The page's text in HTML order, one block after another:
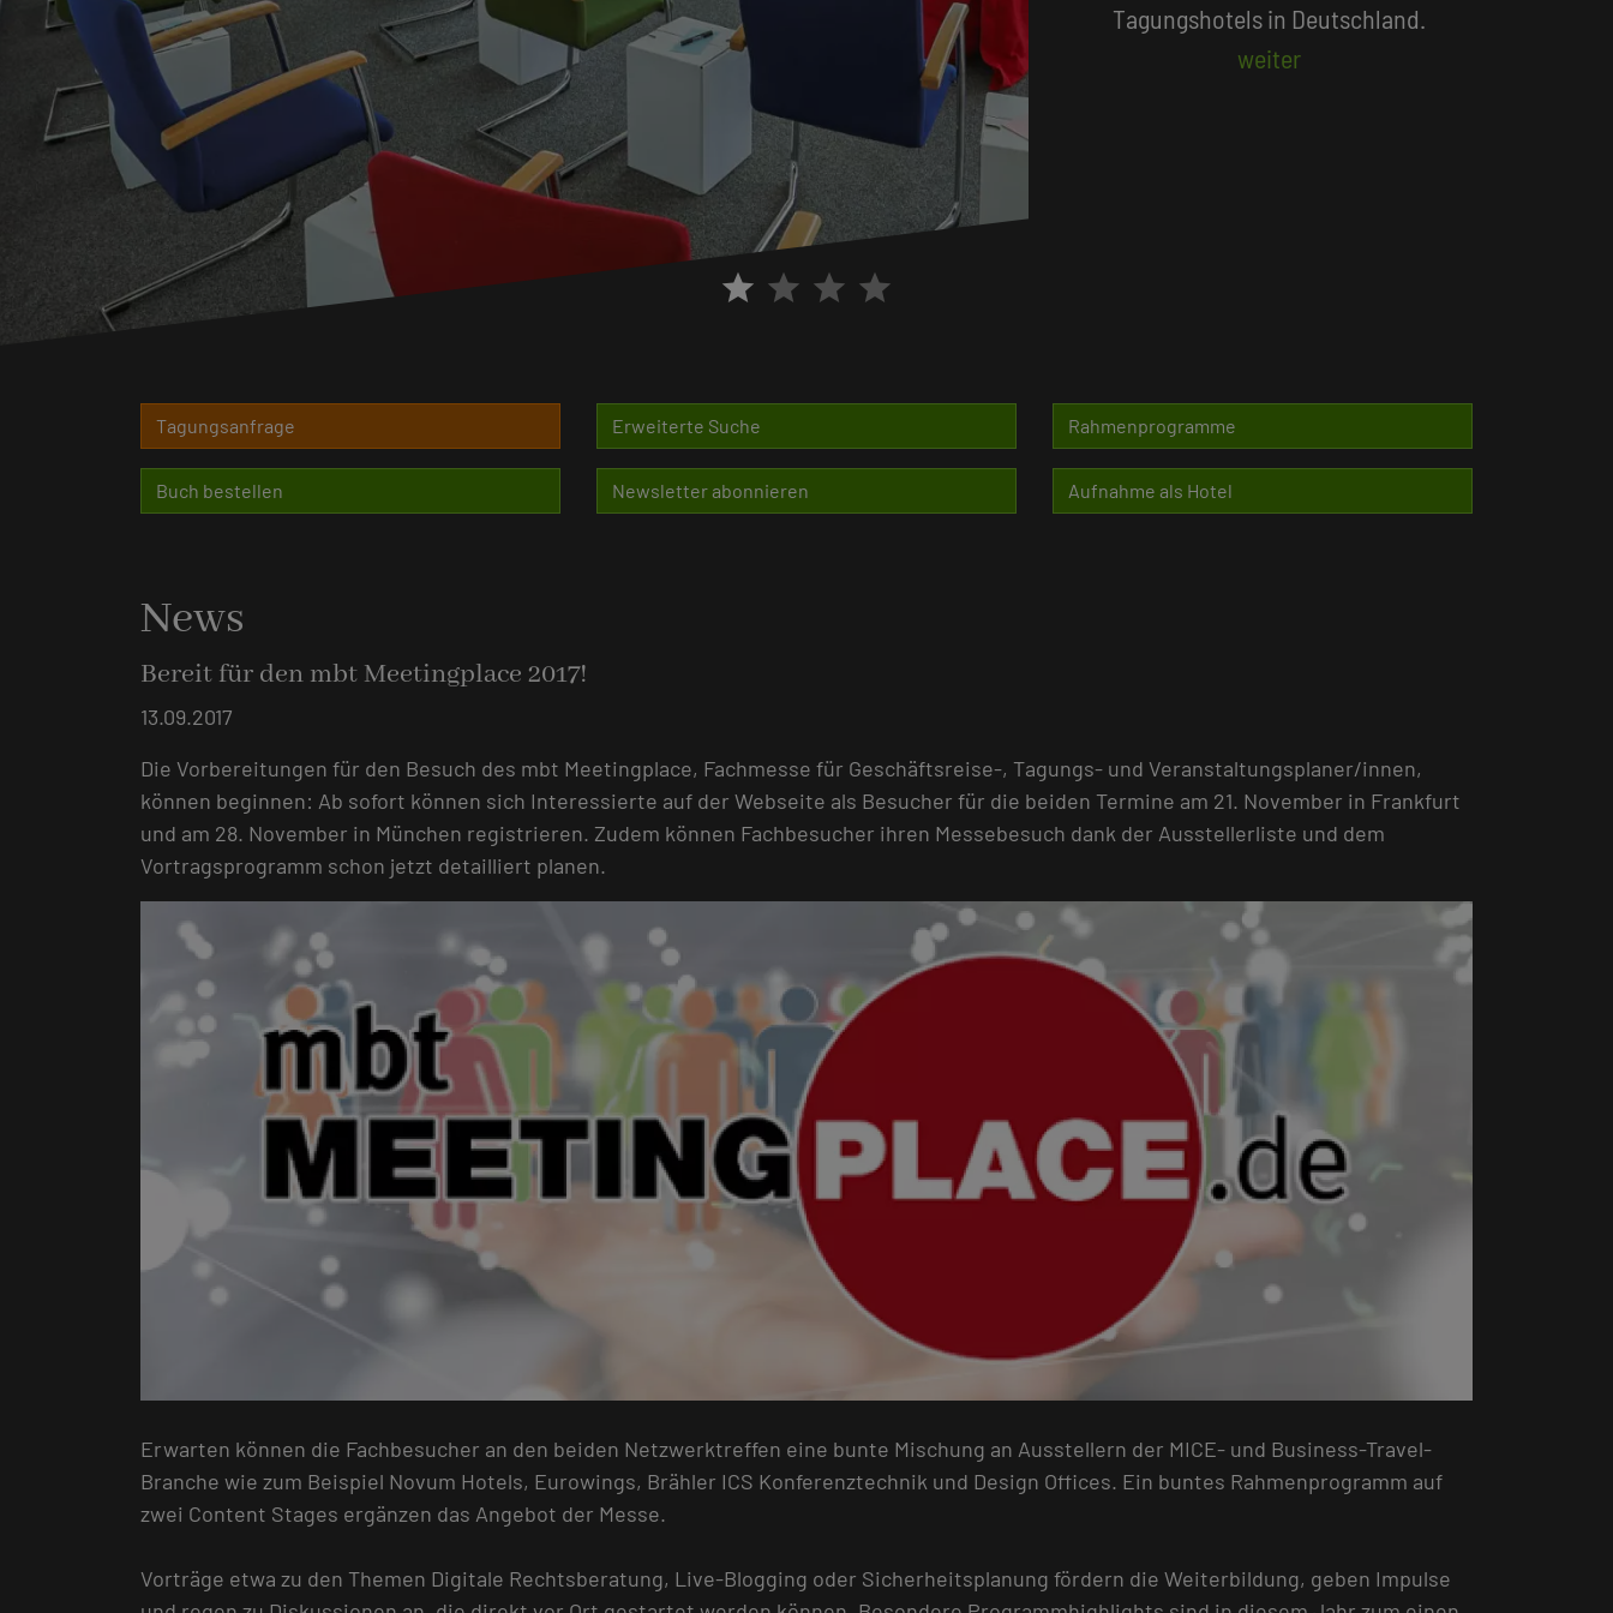
star star star star
Beliebte Suchlisten
Tagungsanfrage Erweiterte Suche Rahmenprogramme
Buch bestellen Newsletter abonnieren Aufnahme als Hotel
News
Bereit für den mbt Meetingplace 2017!
13.09.2017
Die Vorbereitungen für den Besuch des mbt Meetingplace, Fachmesse für Geschäftsreise-, Tagungs- und Veranstaltungsplaner/innen,
können beginnen: Ab sofort können sich Interessierte auf der Webseite als Besucher für die beiden Termine am 21. November in Frankfurt
und am 28. November in München registrieren. Zudem können Fachbesucher ihren Messebesuch dank der Ausstellerliste und dem
Vortragsprogramm schon jetzt detailliert planen.
Erwarten können die Fachbesucher an den beiden Netzwerktreffen eine bunte Mischung an Ausstellern der MICE- und Business-Travel-
Branche wie zum Beispiel Novum Hotels, Eurowings, Brähler ICS Konferenztechnik und Design Offices. Ein buntes Rahmenprogramm auf
zwei Content Stages ergänzen das Angebot der Messe.
Vorträge etwa zu den Themen Digitale Rechtsberatung, Live-Blogging oder Sicherheitsplanung fördern die Weiterbildung, geben Impulse